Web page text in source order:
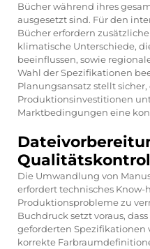
Bücher während ihres
ausgesetzt sind. Für den
Bücher erfordern
klimatische Unterschiede,
beeinflussen, sowie
Wahl der Spezifikationen
Planungsansatz stellt sicher,
Produktionsinvestitionen
Marktbedingungen eine
Die Umwandlung von
erfordert technisches Know-
Produktionsprobleme zu
Buchdruck setzt voraus,
geforderten Spezifikationen
korrekte